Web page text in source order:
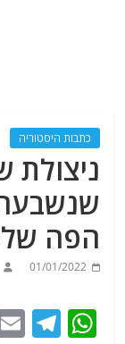
כתבות היסטוריה
ניצולת
הפה
01/01/2022
W
T